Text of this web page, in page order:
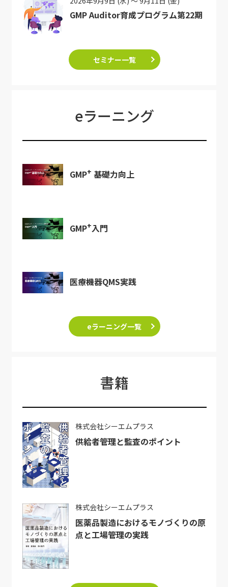
GMP Auditor育成プログラム第22期
セミナー一覧
eラーニング
GMP+ 基礎力向上
GMP+入門
医療機器QMS実践
eラーニング一覧
書籍
株式会社シーエムプラス
供給者管理と監査のポイント
株式会社シーエムプラス
医薬品製造におけるモノづくりの原
点と工場管理の実践